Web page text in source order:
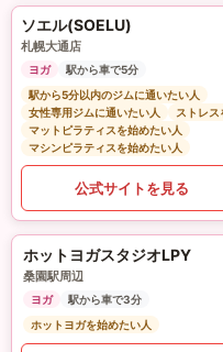
ソエル(SOELU)
札幌大通店
ヨガ
駅から車で5分
駅から5分以内のジムに通いたい人
女性専用ジムに通いたい人
ストレス
マットピラティスを始めたい人
マシンピラティスを始めたい人
公式サイトを見る
ホットヨガスタジオLPY
桑園駅周辺
ヨガ
駅から車で3分
ホットヨガを始めたい人